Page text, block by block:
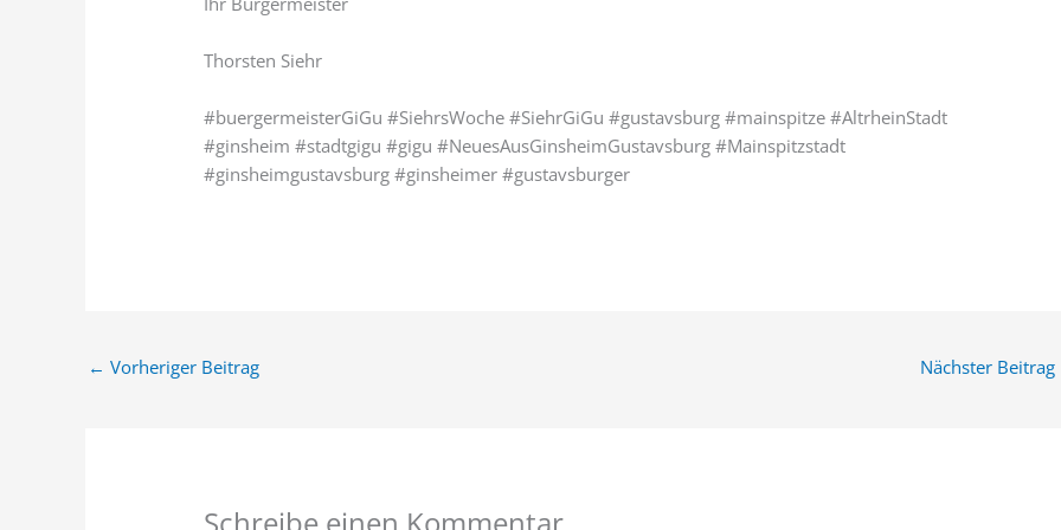
Thorsten Siehr
#buergermeisterGiGu #SiehrsWoche #SiehrGiGu #gustavsburg #mainspitze #AltrheinStadt
#ginsheim #stadtgigu #gigu #NeuesAusGinsheimGustavsburg #Mainspitzstadt
#ginsheimgustavsburg #ginsheimer #gustavsburger
← Vorheriger Beitrag Nächster Beitrag